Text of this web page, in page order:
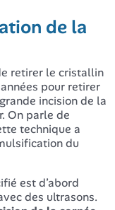
de la
retirer le cristallin
pour retirer
incision de la
On parle de
technique a
du
est d’abord
des ultrasons.